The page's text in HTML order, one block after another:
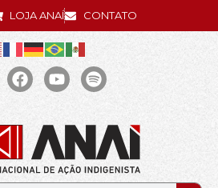
LOJA ANAÍ CONTATO